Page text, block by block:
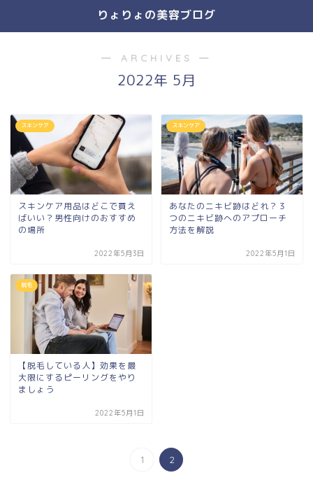
りょりょの美容ブログ
― ARCHIVES ―
2022年 5月
スキンケア
スキンケア用品はどこで買え
ばいい？男性向けのおすすめ
の場所
2022年5月3日
スキンケア
あなたのニキビ跡はどれ？３
つのニキビ跡へのアプローチ
方法を解説
2022年5月1日
脱毛
【脱毛している人】効果を最
大限にするピーリングをやり
ましょう
2022年5月1日
1 2